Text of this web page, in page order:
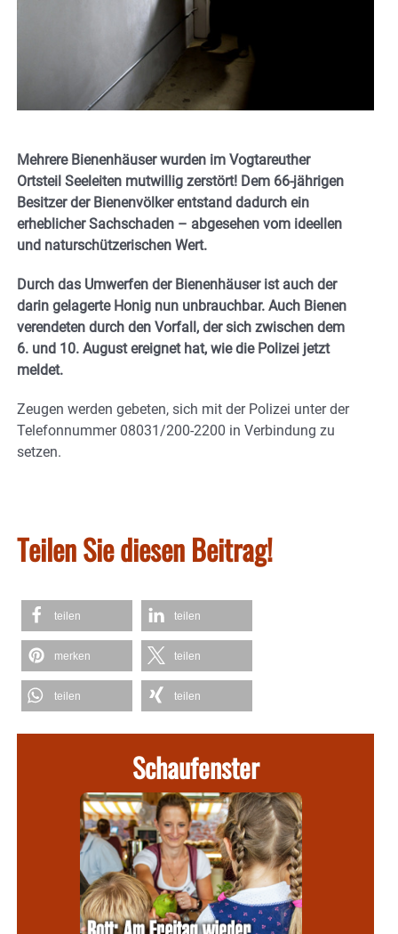
Mehrere Bienenhäuser wurden im Vogtareuther
Ortsteil Seeleiten mutwillig zerstört! Dem 66-jährigen
Besitzer der Bienenvölker entstand dadurch ein
erheblicher Sachschaden – abgesehen vom ideellen
und naturschützerischen Wert.
Durch das Umwerfen der Bienenhäuser ist auch der
darin gelagerte Honig nun unbrauchbar. Auch Bienen
verendeten durch den Vorfall, der sich zwischen dem
6. und 10. August ereignet hat, wie die Polizei jetzt
meldet.
Zeugen werden gebeten, sich mit der Polizei unter der
Telefonnummer 08031/200-2200 in Verbindung zu
setzen.
Teilen Sie diesen Beitrag!
teilen teilen
merken teilen
teilen teilen
Schaufenster